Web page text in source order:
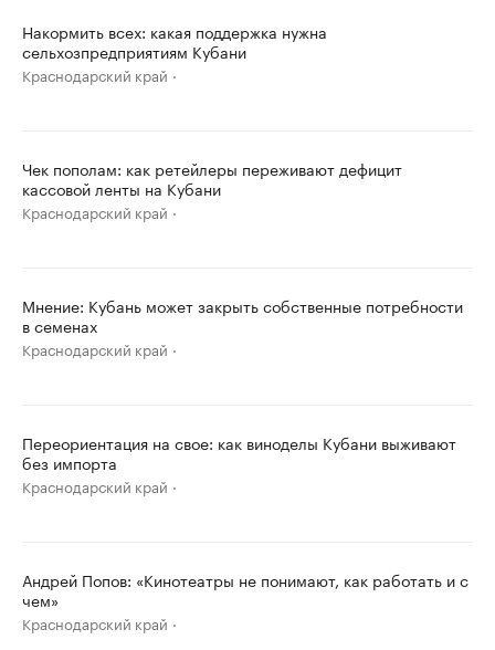
Накормить всех: какая поддержка нужна
сельхозпредприятиям Кубани
Краснодарский край
Чек пополам: как ретейлеры переживают дефицит
кассовой ленты на Кубани
Краснодарский край
Мнение: Кубань может закрыть собственные потребности
в семенах
Краснодарский край
Переориентация на свое: как виноделы Кубани выживают
без импорта
Краснодарский край
Андрей Попов: «Кинотеатры не понимают, как работать и с
чем»
Краснодарский край